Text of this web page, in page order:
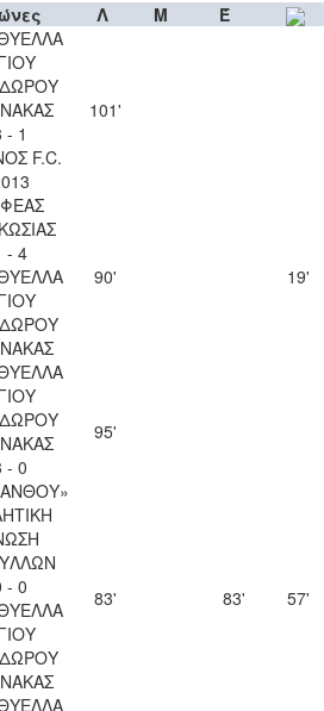
Λ Μ
Έ
- 1
F.C.
101'
- 4
90' 19'
- 0
95'
- 0
83' 83' 57'